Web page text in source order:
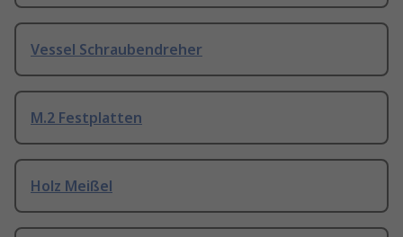
Vessel Schraubendreher
M.2 Festplatten
Holz Meißel